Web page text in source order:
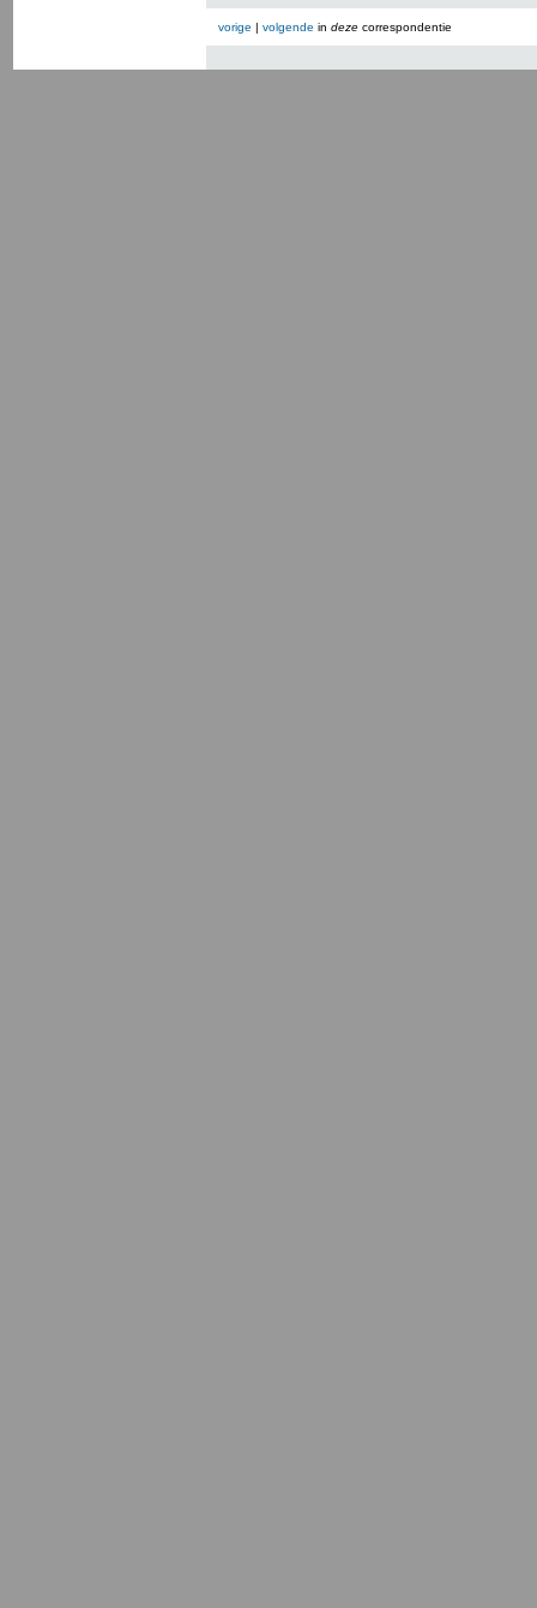
vorige | volgende in deze correspondentie